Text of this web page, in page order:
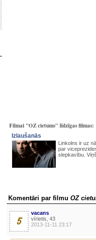
Filmai "OZ cietums" līdzīgas filmas:
Izlaušanās
Linkolns ir uz
par
slepkavību.
Komentāri par filmu OZ
5
vacans
vīrietis, 43
2013-11-11 23:17